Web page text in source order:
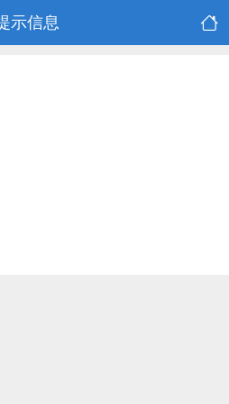
示信息